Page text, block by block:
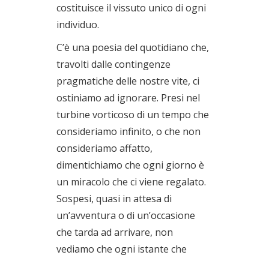
costituisce il vissuto unico di ogni
individuo.
C’è una poesia del quotidiano che,
travolti dalle contingenze
pragmatiche delle nostre vite, ci
ostiniamo ad ignorare. Presi nel
turbine vorticoso di un tempo che
consideriamo infinito, o che non
consideriamo affatto,
dimentichiamo che ogni giorno è
un miracolo che ci viene regalato.
Sospesi, quasi in attesa di
un’avventura o di un’occasione
che tarda ad arrivare, non
vediamo che ogni istante che